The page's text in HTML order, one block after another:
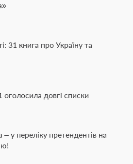
31 книга про Україну та
довгі списки
у переліку претендентів на